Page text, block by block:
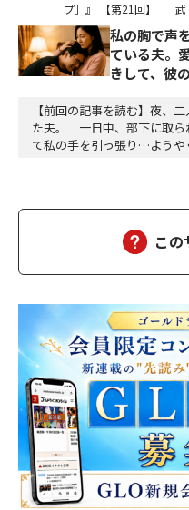
プ］』 【第21回】 武
私の胸で声
ている夫。
きして、彼
【前回の記事を読む】夜、
た夫。「一日中、部下に取
て私の手を引っ張り…ようや
ふふ」「母さんだって、二
この